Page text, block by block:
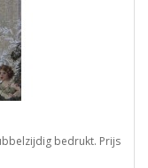
bedrukt. Prijs